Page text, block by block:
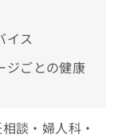
イス
ジごとの健康
談・婦人科・